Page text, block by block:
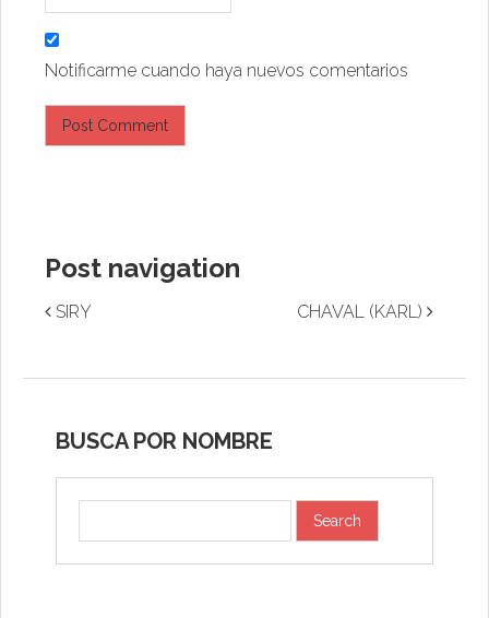
Notificarme cuando haya nuevos comentarios
Post navigation
SIRY CHAVAL (KARL)
BUSCA POR NOMBRE